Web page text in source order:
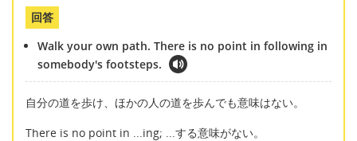
回答
Walk your own path. There is no point in following in
somebody's footsteps.
自分の道を歩け、ほかの人の道を歩んでも意味はない。
There is no point in ...ing; ...する意味がない。